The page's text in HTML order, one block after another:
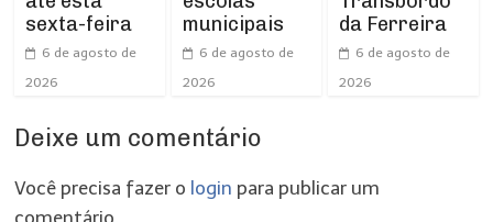
sexta-feira
6 de agosto de
2026
municipais
6 de agosto de
2026
da Ferreira
6 de agosto de
2026
Deixe um comentário
Você precisa fazer o login para publicar um
comentário.